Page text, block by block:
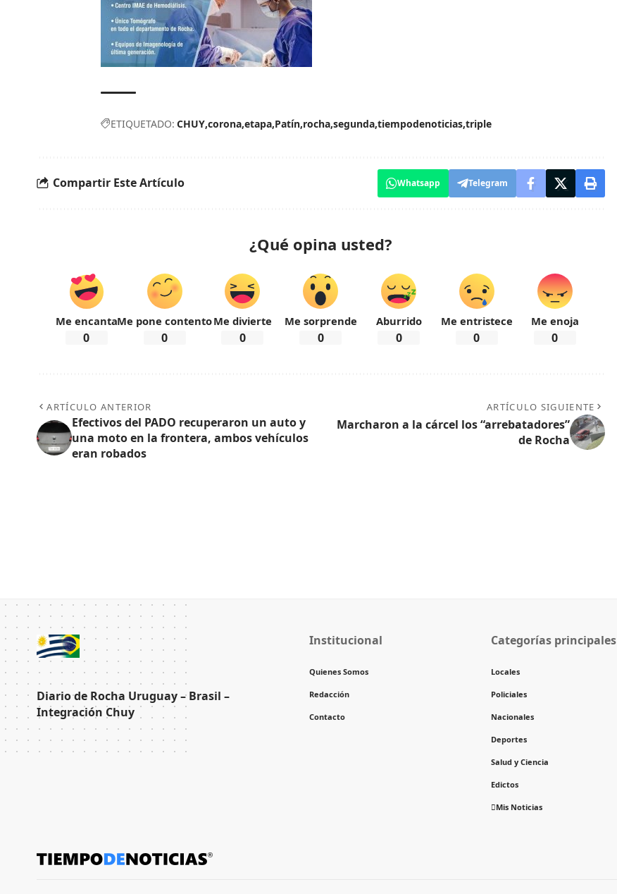
ETIQUETADO: CHUY corona etapa Patín rocha segunda tiempodenoticias triple
Compartir Este Artículo Whatsapp Telegram
¿Qué opina usted?
Me encanta
0
Me pone contento
0
Me divierte
0
Me sorprende
0
Aburrido
0
Me entristece
0
Me enoja
0
ARTÍCULO ANTERIOR
Efectivos del PADO recuperaron un auto y
una moto en la frontera, ambos vehículos
eran robados
ARTÍCULO SIGUIENTE
Marcharon a la cárcel los “arrebatadores”
de Rocha
Diario de Rocha Uruguay – Brasil –
Integración Chuy
Institucional
Quienes Somos
Redacción
Contacto
Categorías principales
Locales
Policiales
Nacionales
Deportes
Salud y Ciencia
Edictos
Mis Noticias